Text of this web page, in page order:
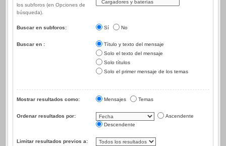
los subforos (en Opciones de
búsqueda).
Buscar en subforos: Sí No
Buscar en :
Título y texto del mensaje
Solo el texto del mensaje
Solo títulos
Solo el primer mensaje de los temas
Mostrar resultados como: Mensajes Temas
Ordenar resultados por:
Ascendente
Descendente
Limitar resultados previos a: